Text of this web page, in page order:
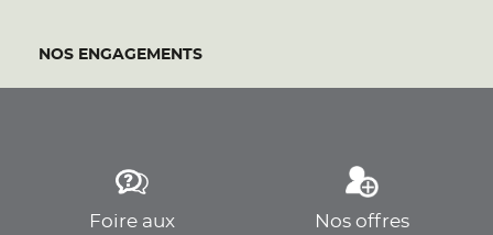
NOS ENGAGEMENTS
Foire aux Nos offres